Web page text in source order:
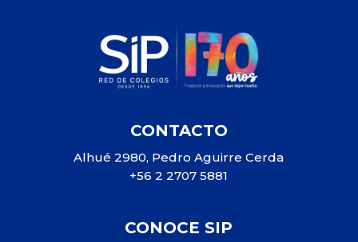
CONTACTO
Alhué 2980, Pedro Aguirre Cerda
+56 2 2707 5881
CONOCE SIP